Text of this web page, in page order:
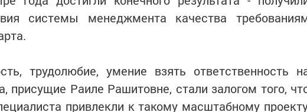
системы менеджмента качества
трудолюбие, умение взять ответственность
присущие Раиле Рашитовне, стали залогом того,
привлекли к такому масштабному